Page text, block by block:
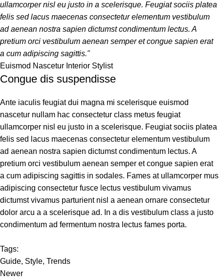
ullamcorper nisl eu justo in a scelerisque. Feugiat sociis platea
felis sed lacus maecenas consectetur elementum vestibulum
ad aenean nostra sapien dictumst condimentum lectus. A
pretium orci vestibulum aenean semper et congue sapien erat
a cum adipiscing sagittis."
Euismod Nascetur Interior Stylist
Congue dis suspendisse
Ante iaculis feugiat dui magna mi scelerisque euismod
nascetur nullam hac consectetur class metus feugiat
ullamcorper nisl eu justo in a scelerisque. Feugiat sociis platea
felis sed lacus maecenas consectetur elementum vestibulum
ad aenean nostra sapien dictumst condimentum lectus. A
pretium orci vestibulum aenean semper et congue sapien erat
a cum adipiscing sagittis in sodales. Fames at ullamcorper mus
adipiscing consectetur fusce lectus vestibulum vivamus
dictumst vivamus parturient nisl a aenean ornare consectetur
dolor arcu a a scelerisque ad. In a dis vestibulum class a justo
condimentum ad fermentum nostra lectus fames porta.
Tags:
Guide, Style, Trends
Newer